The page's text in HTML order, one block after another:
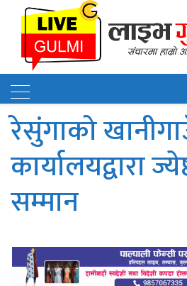
रेसुंगाको
कार्यालयद्वारा
सम्मान